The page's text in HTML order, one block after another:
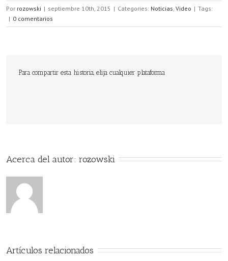
Por rozowski | septiembre 10th, 2015 | Categories: Noticias, Video | Tags:
| 0 comentarios
Para compartir esta historia, elija cualquier plataforma
Acerca del autor: rozowski
Artículos relacionados